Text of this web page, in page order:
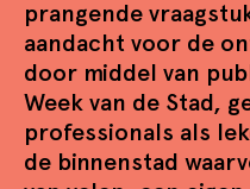
prangende
aandacht voor de
door middel van
Week van de Stad,
professionals als
de binnenstad